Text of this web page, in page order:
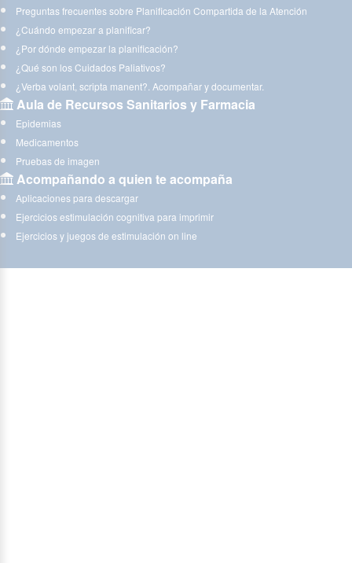
Preguntas frecuentes sobre Planificación Compartida de la Atención
¿Cuándo empezar a planificar?
¿Por dónde empezar la planificación?
¿Qué son los Cuidados Paliativos?
¿Verba volant, scripta manent?. Acompañar y documentar.
Aula de Recursos Sanitarios y Farmacia
Epidemias
Medicamentos
Pruebas de imagen
Acompañando a quien te acompaña
Aplicaciones para descargar
Ejercicios estimulación cognitiva para imprimir
Ejercicios y juegos de estimulación on line